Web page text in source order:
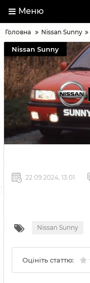
Меню
Головна Nissan Sunny
Nissan Sunny
22 09 2024, 13:01
Nissan Sunny
Оцініть статтю: